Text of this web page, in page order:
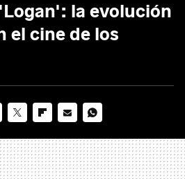
la evolución
el cine de los
MAIL